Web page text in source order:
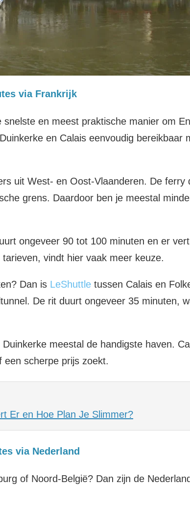
via Frankrijk
en meest praktische manier om
en Calais eenvoudig bereikbaar
uit West- en Oost-Vlaanderen. De
grens. Daardoor ben je meestal
ongeveer 90 tot 100 minuten en er
vindt hier vaak meer keuze.
Dan is LeShuttletussen Calais en
De rit duurt ongeveer 35 minuten,
meestal de handigste haven.
een scherpe prijs zoekt.
Er en Hoe Plan Je Slimmer?
via Nederland
of Noord-België? Dan zijn de